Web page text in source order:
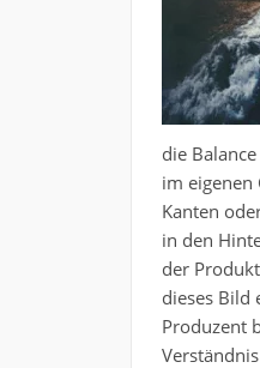
die
im eigenen
Kanten
in den
der
dieses Bild
Produzent